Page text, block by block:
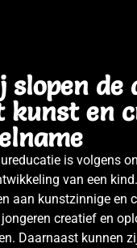
in
zijn af
slopen de
kunst en
is volgens
van een
aan kunstzinnige en
jongeren creatief en
Daarnaast kunnen